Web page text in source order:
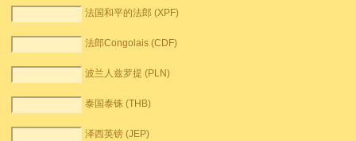
法国和平的法郎 (XPF)
法郎Congolais (CDF)
波兰人兹罗提 (PLN)
泰国泰铢 (THB)
泽西英镑 (JEP)